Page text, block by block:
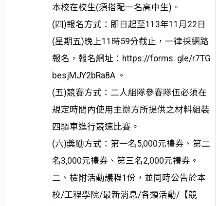
本校在校生(須搭配一名高中生)。
(四)報名方式：即日起至113年11月22日
(星期五)晚上11時59分截止，一律採網路
報名，報名網址：https://forms. gle/r7TG
besjMJY2bRa8A 。
(五)競賽方式：二人組隊參賽隊伍必須在
規定時間內使用主辦方所提供之材料組裝
四驅車進行競速比賽。
(六)獎勵方式：第一名5,000元禮券、第二
名3,000元禮券、第三名2,000元禮券。
二、檢附活動議程1份，並同時公告於本
校/工程學院/最新消息/各類活動/【競